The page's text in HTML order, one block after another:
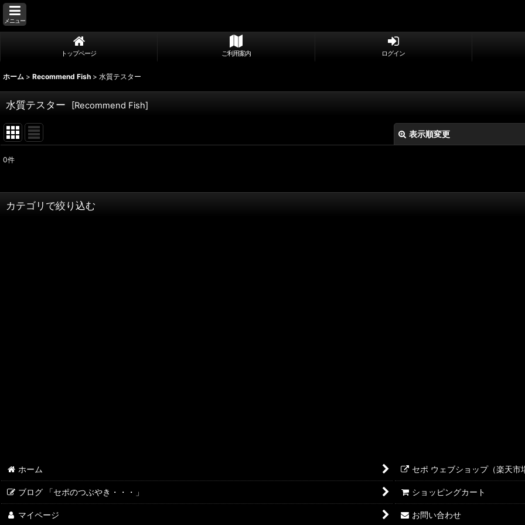
メニュー
トップページ ご利用案内 ログイン
ホーム > Recommend Fish > 水質テスター
水質テスター [Recommend Fish]
表示順変更
表示数 :
0件
カテゴリで絞り込む
ホーム セポ ウェブショップ（楽天市
ブログ 「セポのつぶやき・・・」 ショッピングカート
マイページ お問い合わせ